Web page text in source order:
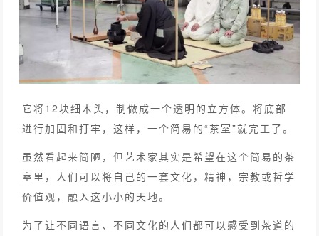
它将12块细木头，制做成一个透明的立方体。将底部
进行加固和打牢，这样，一个简易的“茶室”就完工了。
虽然看起来简陋，但艺术家其实是希望在这个简易的茶
室里，人们可以将自己的一套文化，精神，宗教或哲学
价值观，融入这小小的天地。
为了让不同语言、不同文化的人们都可以感受到茶道的